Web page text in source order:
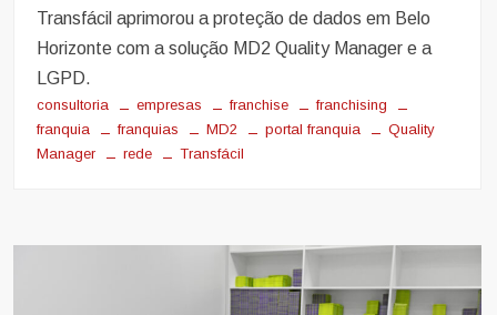
Transfácil aprimorou a proteção de dados em Belo
Horizonte com a solução MD2 Quality Manager e a
LGPD.
consultoria empresas franchise
franchising
franquia
franquias MD2 portal franquia
Quality
Manager
rede Transfácil